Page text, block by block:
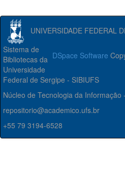
UNIVERSIDADE FEDERAL
DSpace Software
Sistema de
Bibliotecas da
Universidade
Federal de Sergipe - SIBIUFS
Núcleo de Tecnologia da Informação
repositorio@academico.ufs.br
+55 79 3194-6528